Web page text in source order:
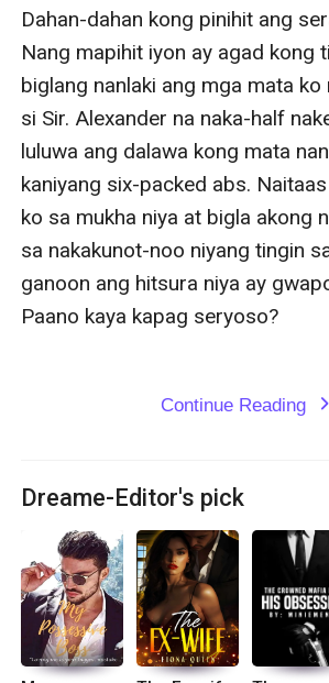
Dahan-dahan kong pinihit ang
Nang mapihit iyon ay agad kong
biglang nanlaki ang mga mata ko
si Sir. Alexander na naka-half
luluwa ang dalawa kong mata
kaniyang six-packed abs.
ko sa mukha niya at bigla akong
sa nakakunot-noo niyang tingin
ganoon ang hitsura niya ay
Paano kaya kapag seryoso?
Continue Reading expand_more
Dreame-Editor's pick